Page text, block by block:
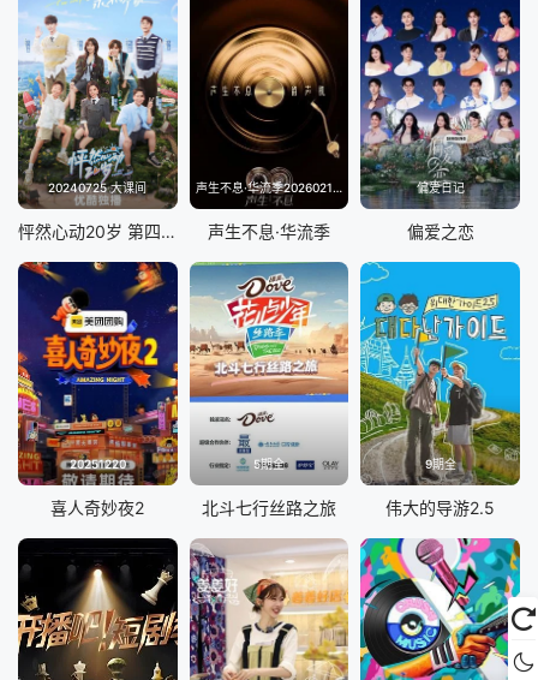
20240725 大课间
怦然心动20岁 第四季
声生不息·华流季20260214(典藏版)
声生不息·华流季
偏爱日记
偏爱之恋
20251220
喜人奇妙夜2
5期全
北斗七行丝路之旅
9期全
伟大的导游2.5